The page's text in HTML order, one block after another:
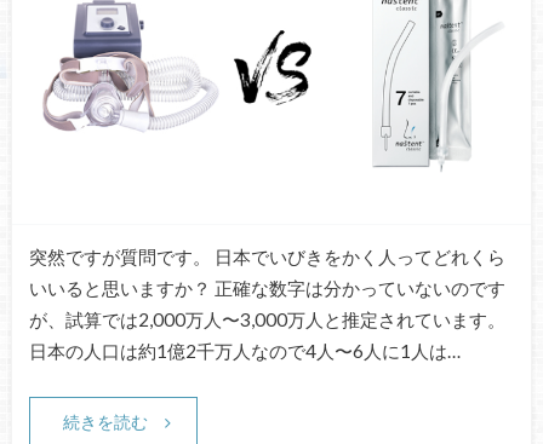
突然ですが質問です。 日本でいびきをかく人ってどれくら
いいると思いますか？ 正確な数字は分かっていないのです
が、試算では2,000万人〜3,000万人と推定されています。
日本の人口は約1億2千万人なので4人〜6人に1人は…
続きを読む